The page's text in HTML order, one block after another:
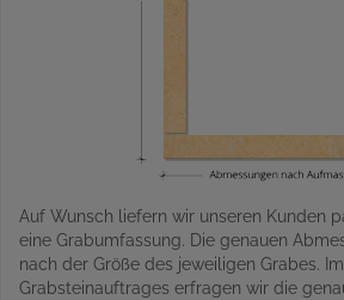
Auf Wunsch liefern wir unseren Kunden
eine Grabumfassung. Die genauen
nach der Größe des jeweiligen Grabes.
Grabsteinauftrages erfragen wir die